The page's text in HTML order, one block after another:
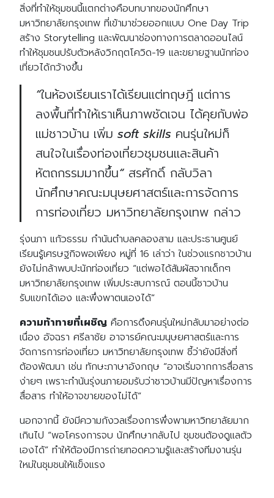
สิ่งที่ทำให้ชุมชนนี้แตกต่างคือบทบาทของนักศึกษา
มหาวิทยาลัยกรุงเทพ ที่เข้ามาช่วยออกแบบ One Day Trip
สร้าง Storytelling และพัฒนาช่องทางการตลาดออนไลน์
ทำให้ชุมชนปรับตัวหลังวิกฤตโควิด-19 และขยายฐานนักท่อง
เที่ยวได้กว้างขึ้น
“ในห้องเรียนเราได้เรียนแต่ทฤษฎี แต่การ
ลงพื้นที่ทำให้เราเห็นภาพชัดเจน ได้คุยกับพ่อ
แม่ชาวบ้าน เพิ่ม soft skills คนรุ่นใหม่ก็
สนใจในเรื่องท่องเที่ยวชุมชนและสินค้า
หัตถกรรมมากขึ้น“ สรศักดิ์ กลับวิลา
นักศึกษาคณะมนุษยศาสตร์และการจัดการ
การท่องเที่ยว มหาวิทยาลัยกรุงเทพ กล่าว
รุ่งนภา แก้วธรรม กำนันตำบลคลองสาม และประธานศูนย์
เรียนรู้เศรษฐกิจพอเพียง หมู่ที่ 16 เล่าว่า ในช่วงแรกชาวบ้าน
ยังไม่กล้าพบปะนักท่องเที่ยว “แต่พอได้สัมผัสจากเด็กๆ
มหาวิทยาลัยกรุงเทพ เพิ่มประสบการณ์ ตอนนี้ชาวบ้าน
รับแขกได้เอง และพึ่งพาตนเองได้“
ความท้าทายที่เผชิญ คือการดึงคนรุ่นใหม่กลับมาอย่างต่อ
เนื่อง อัจฉรา ศรีลาชัย อาจารย์คณะมนุษยศาสตร์และการ
จัดการการท่องเที่ยว มหาวิทยาลัยกรุงเทพ ชี้ว่ายังมีสิ่งที่
ต้องพัฒนา เช่น ทักษะภาษาอังกฤษ “อาจเริ่มจากการสื่อสาร
ง่ายๆ เพราะกำนันรุ่งนภายอมรับว่าชาวบ้านมีปัญหาเรื่องการ
สื่อสาร ทำให้อาจขายของไม่ได้“
นอกจากนี้ ยังมีความกังวลเรื่องการพึ่งพามหาวิทยาลัยมาก
เกินไป “พอโครงการจบ นักศึกษากลับไป ชุมชนต้องดูแลตัว
เองได้” ทำให้ต้องมีการถ่ายทอดความรู้และสร้างทีมงานรุ่น
ใหม่ในชุมชนให้แข็งแรง